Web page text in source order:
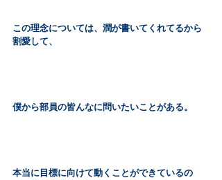
この理念については、潤が書いてくれてるから
割愛して、
僕から部員の皆んなに問いたいことがある。
本当に目標に向けて動くことができているの